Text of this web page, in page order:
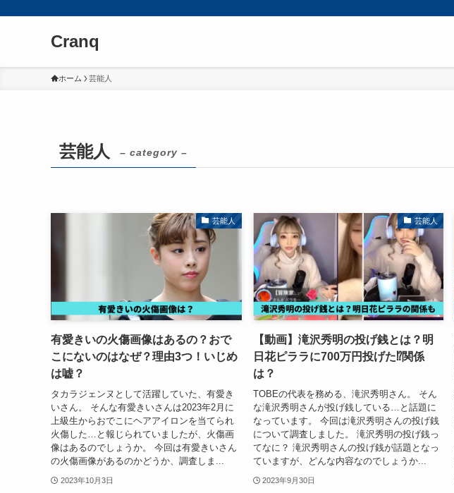
Cranq
ホーム 芸能人
芸能人 – category –
芸能人
有愛きいの火傷画像はあるの？おで
こにないのはなぜ？理由3つ！いじめ
は嘘？
タカラジェンヌとして活躍していた、有愛き
いさん。 そんな有愛きいさんは2023年2月に
上級生からおでこにヘアアイロンを当てられ
火傷した…と報じられていましたが、火傷画
像はあるのでしょうか。 今回は有愛きいさん
の火傷画像があるのかどうか、調査しま...
2023年10月3日
芸能人
【動画】滝沢秀明の投げ銭とは？明
日花ピララに700万円投げた⁉関係
は？
TOBEの代表を務める、滝沢秀明さん。 そん
な滝沢秀明さんが投げ銭している…と話題に
なっています。 今回は滝沢秀明さんの投げ銭
について調査しました。 滝沢秀明の投げ銭っ
てなに？ 滝沢秀明さんの投げ銭が話題となっ
ていますが、どんな内容なのでしょうか...
2023年9月30日